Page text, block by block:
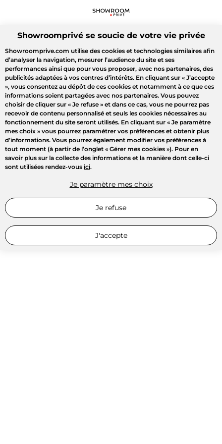
Showroomprivé se soucie de votre vie privée
Showroomprive.com utilise des cookies et technologies similaires afin
d’analyser la navigation, mesurer l’audience du site et ses
performances ainsi que pour vous proposer, avec nos partenaires, des
publicités adaptées à vos centres d’intérêts. En cliquant sur « J’accepte
», vous consentez au dépôt de ces cookies et notamment à ce que ces
informations soient partagées avec nos partenaires. Vous pouvez
choisir de cliquer sur « Je refuse » et dans ce cas, vous ne pourrez pas
recevoir de contenu personnalisé et seuls les cookies nécessaires au
fonctionnement du site seront utilisés. En cliquant sur « Je paramètre
mes choix » vous pourrez paramétrer vos préférences et obtenir plus
d’informations. Vous pourrez également modifier vos préférences à
tout moment (à partir de l’onglet « Gérer mes cookies »). Pour en
savoir plus sur la collecte des informations et la manière dont celle-ci
sont utilisées rendez-vous ici.
Je paramètre mes choix
Je refuse
J'accepte